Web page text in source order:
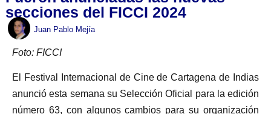
secciones del FICCI 2024
Juan Pablo Mejía
Foto: FICCI
El Festival Internacional de Cine de Cartagena de Indias
anunció esta semana su Selección Oficial para la edición
número 63, con algunos cambios para su organización